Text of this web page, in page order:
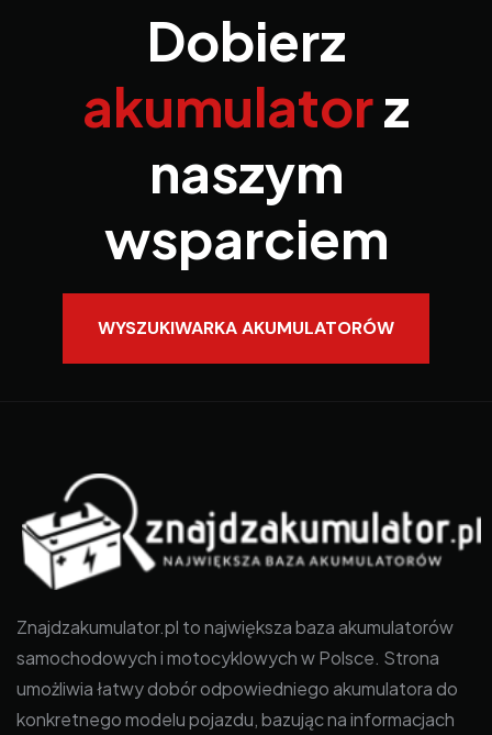
Dobierz
akumulatorz
naszym
wsparciem
WYSZUKIWARKA AKUMULATORÓW
Znajdzakumulator.pl to największa baza akumulatorów
samochodowych i motocyklowych w Polsce. Strona
umożliwia łatwy dobór odpowiedniego akumulatora do
konkretnego modelu pojazdu, bazując na informacjach